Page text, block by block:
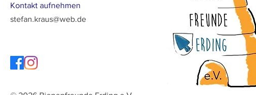
Kontakt aufnehmen
stefan.kraus@web.de